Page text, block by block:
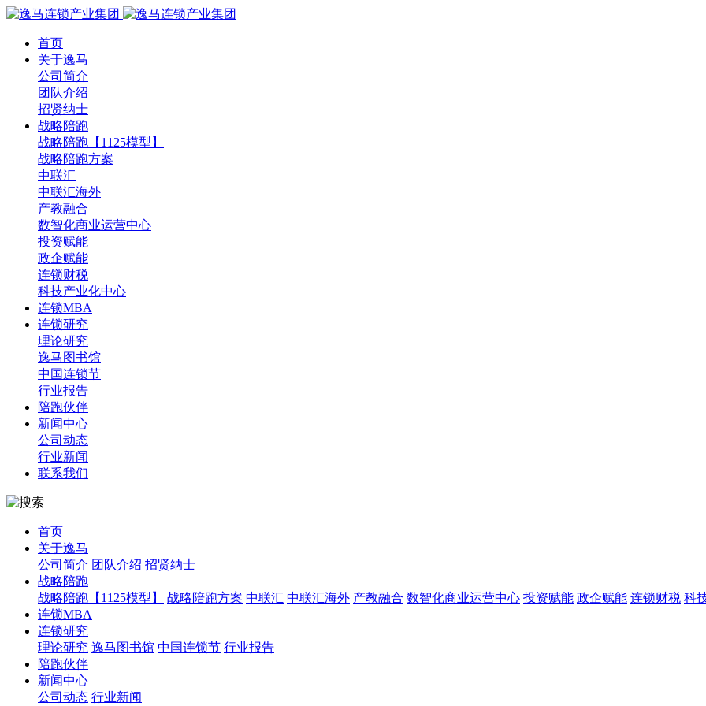
首页
关于逸马
公司简介
团队介绍
招贤纳士
战略陪跑
战略陪跑【1125模型】
战略陪跑方案
中联汇
中联汇海外
产教融合
数智化商业运营中心
投资赋能
政企赋能
连锁财税
科技产业化中心
连锁MBA
连锁研究
理论研究
逸马图书馆
中国连锁节
行业报告
陪跑伙伴
新闻中心
公司动态
行业新闻
联系我们
首页
关于逸马
公司简介 团队介绍 招贤纳士
战略陪跑
战略陪跑【1125模型】
战略陪跑方案 中联汇 中联汇海外 产教融合 数智化商业运营中心 投资赋能 政企赋能 连锁财税 科
连锁MBA
连锁研究
理论研究 逸马图书馆 中国连锁节 行业报告
陪跑伙伴
新闻中心
公司动态 行业新闻